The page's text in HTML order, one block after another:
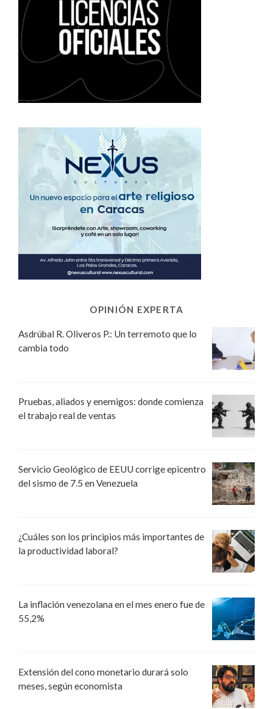
OPINIÓN EXPERTA
Asdrúbal R. Oliveros P.: Un terremoto que lo
cambia todo
Pruebas, aliados y enemigos: donde comienza
el trabajo real de ventas
Servicio Geológico de EEUU corrige epicentro
del sismo de 7.5 en Venezuela
¿Cuáles son los principios más importantes de
la productividad laboral?
La inflación venezolana en el mes enero fue de
55,2%
Extensión del cono monetario durará solo
meses, según economista